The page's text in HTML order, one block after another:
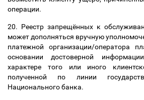
операции.
20. Реестр запрещённых к
может дополняться вручную
платежной организации/оператора
основании достоверной
характере того или иного
полученной по линии
Национального банка.